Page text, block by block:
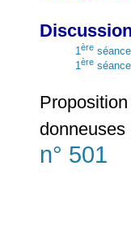
1ère
1ère
donneuses
n° 501